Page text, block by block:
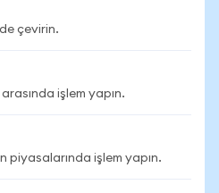
çevirin.
işlem yapın.
piyasalarında işlem yapın.